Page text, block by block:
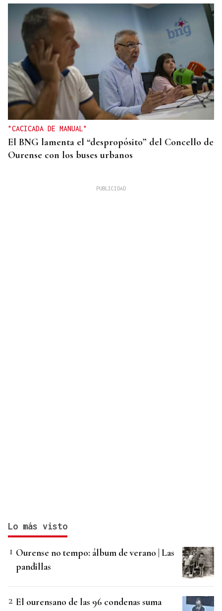
"CACICADA DE MANUAL"
El BNG lamenta el “despropósito” del Concello de
Ourense con los buses urbanos
Lo más visto
Ourense no tempo: álbum de verano | Las
pandillas
El ourensano de las 96 condenas suma